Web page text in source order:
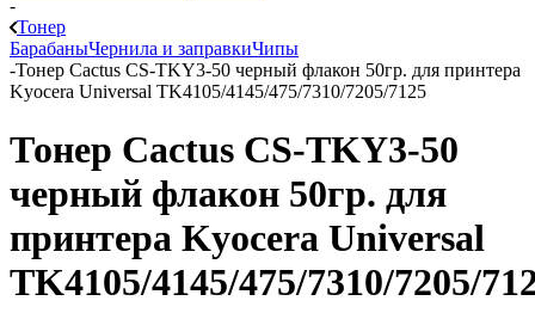
-
Тонер
БарабаныЧернила и заправкиЧипы
-Тонер Cactus CS-TKY3-50 черный флакон 50гр. для принтера
Kyoсera Universal TK4105/4145/475/7310/7205/7125
Тонер Cactus CS-TKY3-50
черный флакон 50гр. для
принтера Kyoсera Universal
TK4105/4145/475/7310/7205/